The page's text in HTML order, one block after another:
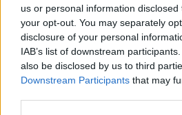
us or personal information
your opt-out. You may separately
disclosure of your personal
IAB’s list of downstream
also be disclosed by us to third
Downstream Participants that may
06.08.2026 - 11:37
Μείωση ασφαλιστικών εισφορών
ζητούν οι έμποροι από την
06.08.2026 - 10:45
Ευρώπη: Μπορεί η κλιματική αλλαγή